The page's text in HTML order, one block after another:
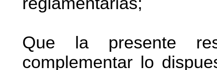
Que la presente
complementar lo